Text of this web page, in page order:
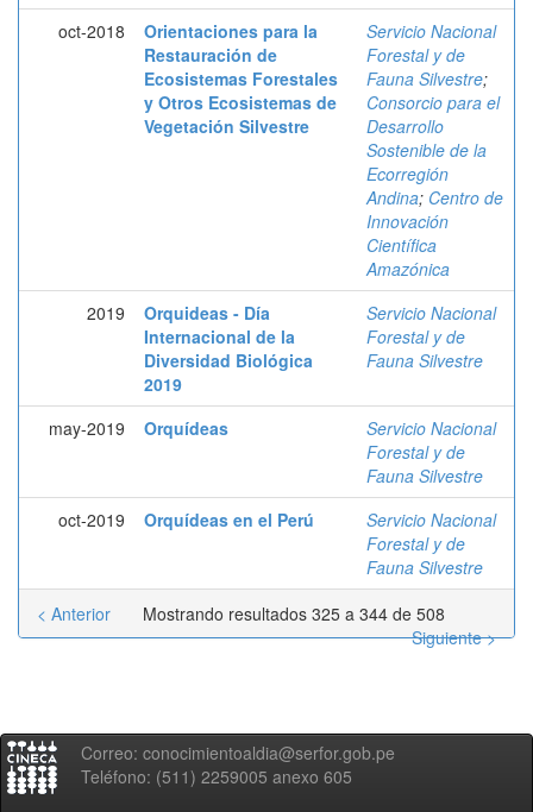
oct-2018
Orientaciones para la
Restauración de
Ecosistemas Forestales
y Otros Ecosistemas de
Vegetación Silvestre
Servicio Nacional
Forestal y de
Fauna Silvestre;
Consorcio para el
Desarrollo
Sostenible de la
Ecorregión
Andina; Centro de
Innovación
Científica
Amazónica
2019
Orquideas - Día
Internacional de la
Diversidad Biológica
2019
Servicio Nacional
Forestal y de
Fauna Silvestre
may-2019 Orquídeas
Servicio Nacional
Forestal y de
Fauna Silvestre
oct-2019
Orquídeas en el Perú
Servicio Nacional
Forestal y de
Fauna Silvestre
Mostrando resultados 325 a 344 de 508
< Anterior
Siguiente >
Correo: conocimientoaldia@serfor.gob.pe
Teléfono: (511) 2259005 anexo 605